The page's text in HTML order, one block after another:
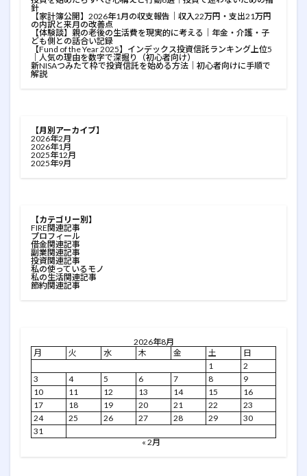
針
【家計簿公開】2026年1月の収支報告｜収入22万円・支出21万円
の内訳と来月の改善点
【体験談】親の老後の生活費を現実的に考える｜年金・介護・子
ども側との話合い記録
【Fund of the Year 2025】インデックス投資信託ランキング上位5
｜人気の理由を数字で深掘り（初心者向け）
新NISAつみたて枠で投資信託を始める方法｜初心者向けに手順で
解説
【月別アーカイブ】
2026年2月
2026年1月
2025年12月
2025年9月
【カテゴリー別】
FIRE関連記事
プロフィール
借金関連記事
副業関連記事
投資関連記事
私の使っているモノ
私の生活関連記事
節約関連記事
2026年8月
月
火 水 木 金 土
日
1
2
3
4 5 6 7 8
9
10
11 12 13 14 15
16
17
18 19 20 21 22
23
24
25 26 27 28 29
30
31
« 2月